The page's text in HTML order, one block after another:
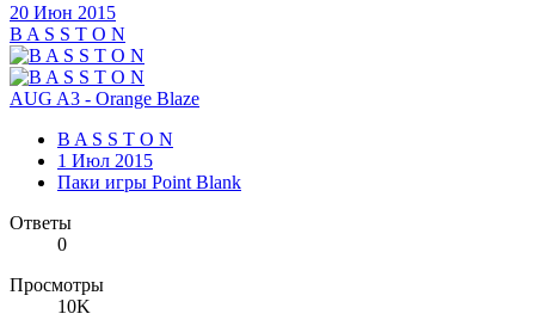
20 Июн 2015
B A S S T O N
AUG A3 - Orange Blaze
B A S S T O N
1 Июл 2015
Паки игры Point Blank
Ответы
0
Просмотры
10K